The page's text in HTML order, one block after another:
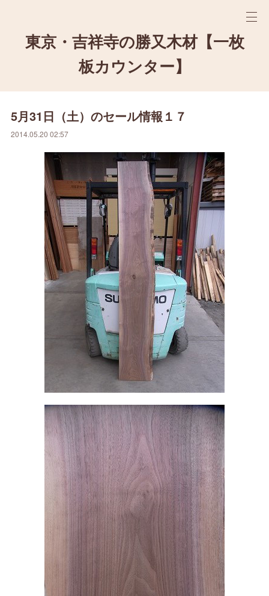
東京・吉祥寺の勝又木材【一枚
板カウンター】
5月31日（土）のセール情報１７
2014.05.20 02:57